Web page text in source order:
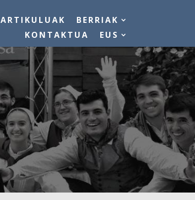
ARTIKULUAK
BERRIAK
KONTAKTUA
EUS